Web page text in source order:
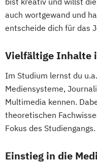
Business
Aspekten
auch wortgewand und
entscheide dich für das
Vielfältige Inhalte
Im Studium lernst du
Mediensysteme,
Multimedia kennen.
theoretischen
Fokus des Studiengangs.
Einstieg in die